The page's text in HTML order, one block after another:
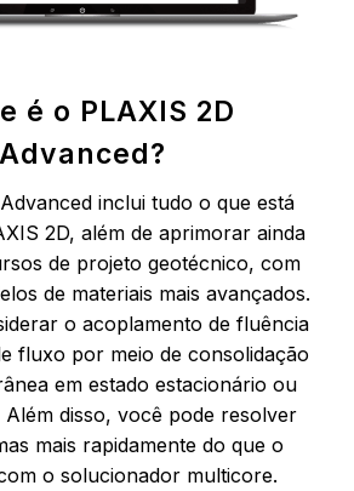
é o PLAXIS 2D
Advanced?
inclui tudo o que está
2D, além de aprimorar ainda
de projeto geotécnico, com
de materiais mais avançados.
o acoplamento de fluência
fluxo por meio de consolidação
em estado estacionário ou
disso, você pode resolver
mais rapidamente do que o
o solucionador multicore.